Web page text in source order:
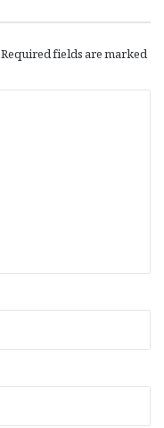
Required fields are marked